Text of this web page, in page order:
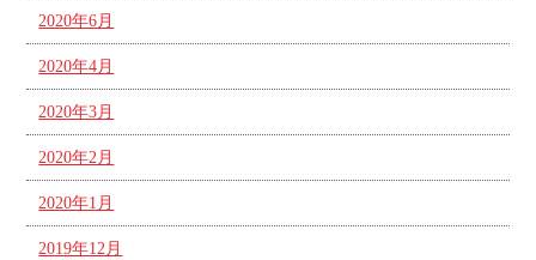
2020年6月
2020年4月
2020年3月
2020年2月
2020年1月
2019年12月